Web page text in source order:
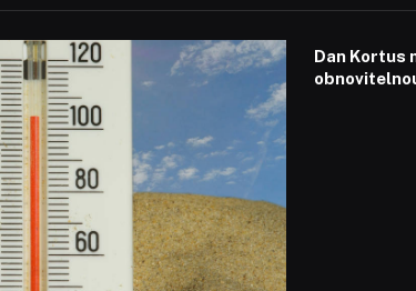
Dan Kortus